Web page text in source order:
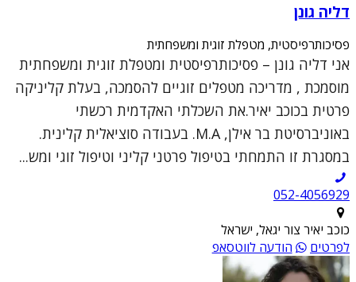
דליה גונן
פסיכותרפיסטית, מטפלת זוגית ומשפחתית
אני דליה גונן – פסיכותרפיסטית ומטפלת זוגית ומשפחתית
מוסמכת , מדריכה מטפלים זוגיים להסמכה, בעלת קליניקה
פרטית בכוכב יאיר.את השכלתי האקדמית רכשתי
באוניברסיטת בר אילן, M.A. בעבודה סוציאלית קלינית.
במסגרת זו התמחתי בטיפול פרטני קליני וטיפול זוגי ומש...
052-4056929
כוכב יאיר צור יגאל, ישראל
לפרטים
הודעה לווטסאפ